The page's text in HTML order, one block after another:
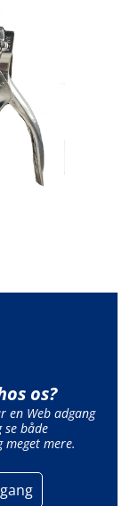
os?
en Web adgang
se både
mere.